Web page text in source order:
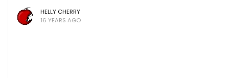
HELLY CHERRY
16 YEARS AGO